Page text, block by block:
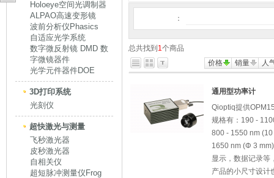
Holoeye空间光调制器
ALPAO高速变形镜
波前分析仪Phasics
自适应光学系统
数字微反射镜 DMD 数
字微镜器件
光学元件器件DOE
3D打印系统
光刻仪
超快激光与测量
飞秒激光器
皮秒激光器
自相关仪
超短脉冲测量仪Frog
：
总共找到 1个商品
价格
销量 人
通用型功率计
Qioptiq提供
规格有：190 -
800 - 1550 nm
1650 nm (Φ 3
显示，数据记录等
产品的小尺寸设计